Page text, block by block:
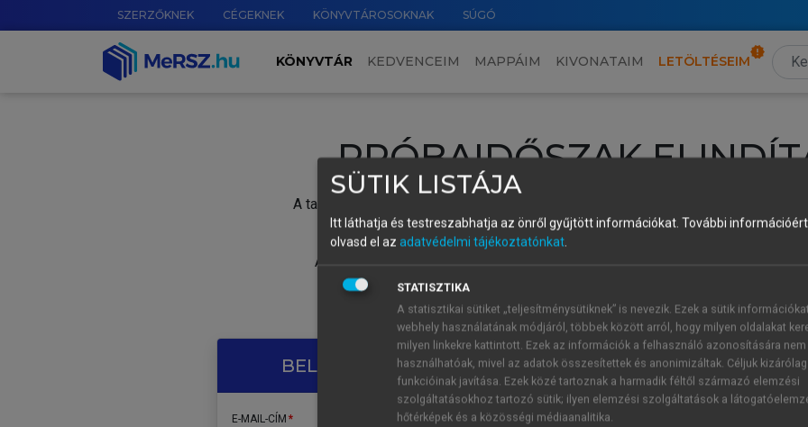
SZERZŐKNEK CÉGEKNEK KÖNYVTÁROSOKNAK SÚGÓ
KÖNYVTÁR KEDVENCEIM MAPPÁIM KIVONATAIM LETÖLTÉSEIM
PRÓBAIDŐSZAK
A tartalom megtekintéséhez lépj be a saját fiókoddal, iskolai azonosítóddal vagy
Új felhasználóként1 óra díjmentes hozzáférésrevagy
A próbaidőszak elindításához,
vagy hozz
A regisztráció után a
BELÉPÉS SAJÁT FIÓKKAL
E-MAIL-CÍM
ÚJ FIÓK
1 óra
SÜTIK LISTÁJA
Itt láthatja és testreszabhatja az önről gyűjtött információkat. További
olvasd el az adatvédelmi tájékoztatónkat.
STATISZTIKA
A statisztikai sütiket „teljesítménysütiknek” is nevezik. Ezek a sütik
webhely használatának módjáról, többek között arról, hogy milyen oldalakat
milyen linkekre kattintott. Ezek az információk a felhasználó azonosítására nem
használhatóak, mivel az adatok összesítettek és anonimizáltak. Céljuk
funkcióinak javítása. Ezek közé tartoznak a harmadik féltől származó elemzési
szolgáltatásokhoz tartozó sütik; ilyen elemzési szolgáltatások a
hőtérképek és a közösségi médiaanalitika.